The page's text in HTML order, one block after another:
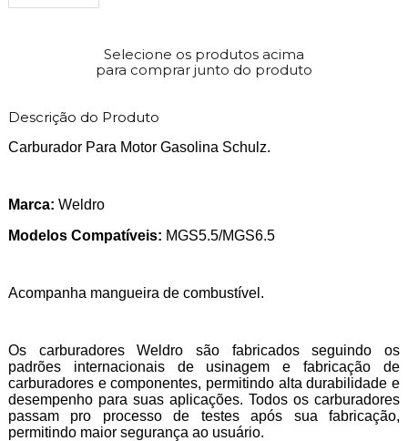
Selecione os produtos acima
para comprar junto do produto
Descrição do Produto
Carburador Para Motor Gasolina Schulz.
Marca: Weldro
Modelos Compatíveis: MGS5.5/MGS6.5
Acompanha mangueira de combustível.
Os carburadores Weldro são fabricados seguindo os
padrões internacionais de usinagem e fabricação de
carburadores e componentes, permitindo alta durabilidade e
desempenho para suas aplicações. Todos os carburadores
passam pro processo de testes após sua fabricação,
permitindo maior segurança ao usuário.